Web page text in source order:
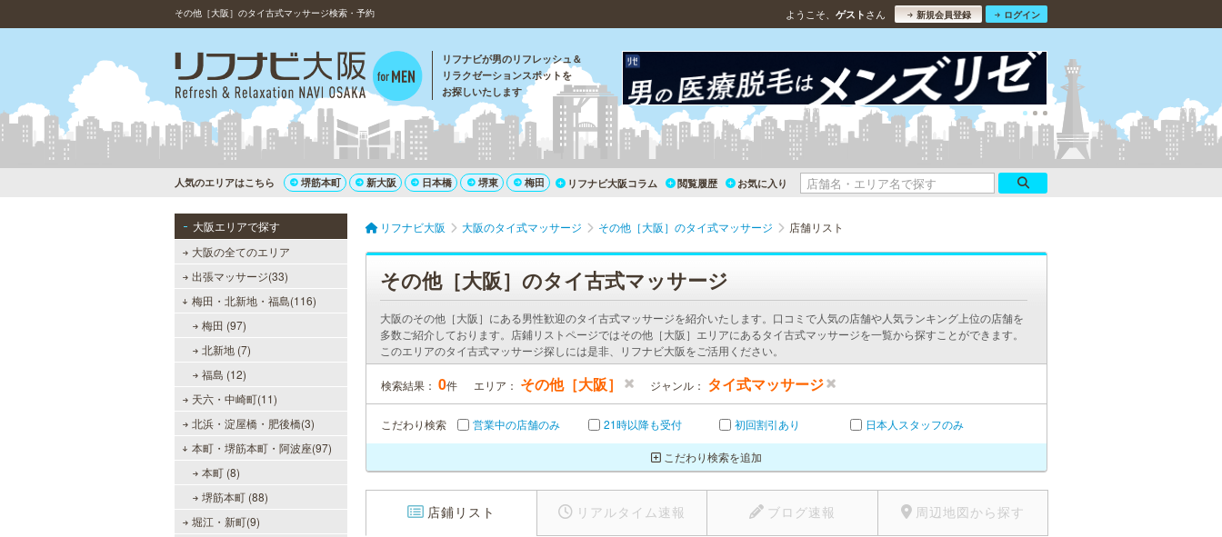
その他［大阪］のタイ古式マッサージ検索・予約 ようこそ、 ゲスト さん 新規会員登録 ログイン
リフナビが男のリフレッシュ＆
リラクゼーションスポットを
お探しいたします
人気のエリアはこちら 堺筋本町 新大阪 日本橋 堺東 梅田 リフナビ大阪コラム 閲覧履歴 お気に入り
大阪エリアで探す
大阪の全てのエリア
出張マッサージ(33)
梅田・北新地・福島(116)
梅田 (97)
北新地 (7)
福島 (12)
天六・中崎町(11)
北浜・淀屋橋・肥後橋(3)
本町・堺筋本町・阿波座(97)
本町 (8)
堺筋本町 (88)
堀江・新町(9)
リフナビ大阪 大阪のタイ式マッサージ その他［大阪］のタイ式マッサージ 店舗リスト
その他［大阪］のタイ古式マッサージ
大阪のその他［大阪］にある男性歓迎のタイ古式マッサージを紹介いたします。口コミで人気の店舗や人気ランキング上位の店舗を
多数ご紹介しております。店鋪リストページではその他［大阪］エリアにあるタイ古式マッサージを一覧から探すことができます。
このエリアのタイ古式マッサージ探しには是非、リフナビ大阪をご活用ください。
検索結果： 0件 エリア： その他［大阪］ ジャンル： タイ式マッサージ
こだわり検索 営業中の店舗のみ 21時以降も受付 初回割引あり 日本人スタッフのみ
こだわり検索を追加
店鋪リスト リアルタイム速報 ブログ速報 周辺地図から探す